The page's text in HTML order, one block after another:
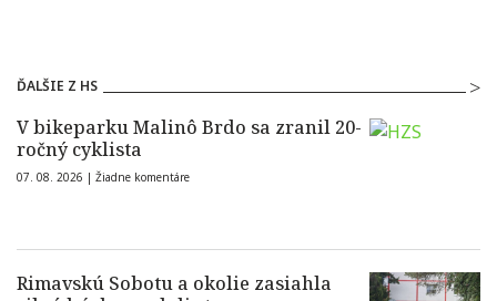
ĎALŠIE Z HS
V bikeparku Malinô Brdo sa zranil 20-
ročný cyklista
07. 08. 2026 | Žiadne komentáre
Rimavskú Sobotu a okolie zasiahla